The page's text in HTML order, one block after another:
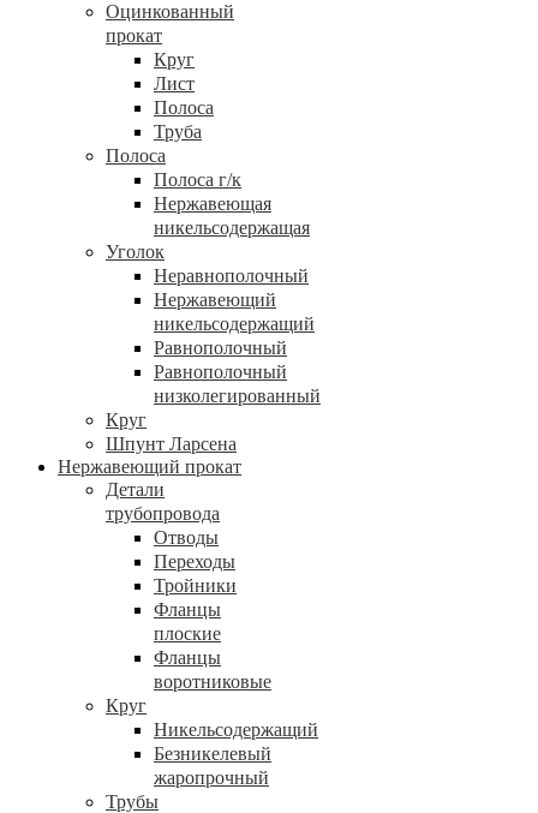
Оцинкованный
прокат
Круг
Лист
Полоса
Труба
Полоса
Полоса г/к
Нержавеющая
никельсодержащая
Уголок
Неравнополочный
Нержавеющий
никельсодержащий
Равнополочный
Равнополочный
низколегированный
Круг
Шпунт Ларсена
Нержавеющий прокат
Детали
трубопровода
Отводы
Переходы
Тройники
Фланцы
плоские
Фланцы
воротниковые
Круг
Никельсодержащий
Безникелевый
жаропрочный
Трубы